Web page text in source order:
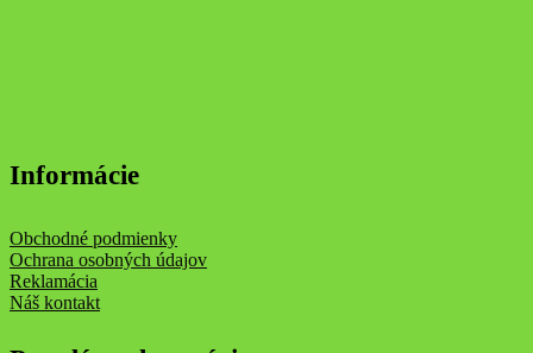
Informácie
Obchodné podmienky
Ochrana osobných údajov
Reklamácia
Náš kontakt